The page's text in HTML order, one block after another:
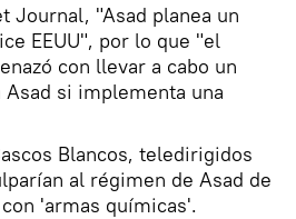
Journal, "Asad planea un
EEUU", por lo que "el
con llevar a cabo un
si implementa una
Blancos, teledirigidos
al régimen de Asad de
'armas químicas'.